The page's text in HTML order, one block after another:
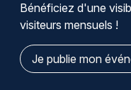
Bénéficiez d'une
visiteurs mensuels !
Je publie mon